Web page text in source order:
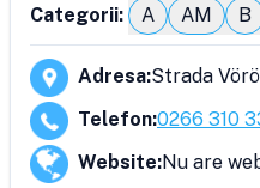
Categorii: A AM B
Adresa:Strada
Telefon:0266 310
Website:Nu are